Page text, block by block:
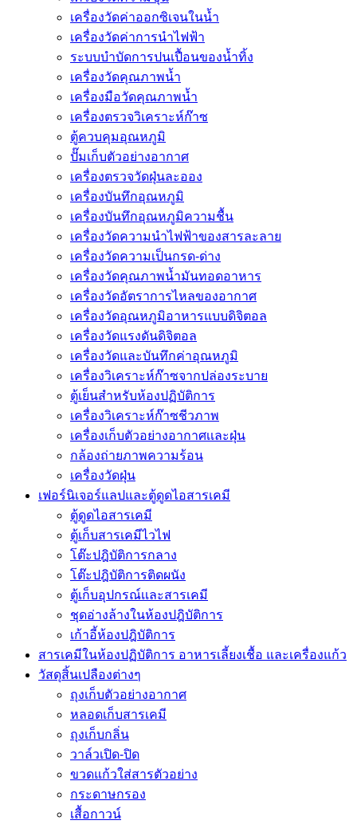
เครื่องวัดค่าออกซิเจนในน้ำ
เครื่องวัดค่าการนำไฟฟ้า
ระบบบำบัดการปนเปื้อนของน้ำทิ้ง
เครื่องวัดคุณภาพน้ำ
เครื่องมือวัดคุณภาพน้ำ
เครื่องตรวจวิเคราะห์ก๊าซ
ตู้ควบคุมอุณหภูมิ
ปั๊มเก็บตัวอย่างอากาศ
เครื่องตรวจวัดฝุ่นละออง
เครื่องบันทึกอุณหภูมิ
เครื่องบันทึกอุณหภูมิความชื้น
เครื่องวัดความนําไฟฟ้าของสารละลาย
เครื่องวัดความเป็นกรด-ด่าง
เครื่องวัดคุณภาพน้ำมันทอดอาหาร
เครื่องวัดอัตราการไหลของอากาศ
เครื่องวัดอุณหภูมิอาหารแบบดิจิตอล
เครื่องวัดแรงดันดิจิตอล
เครื่องวัดและบันทึกค่าอุณหภูมิ
เครื่องวิเคราะห์ก๊าซจากปล่องระบาย
ตู้เย็นสำหรับห้องปฏิบัติการ
เครื่องวิเคราะห์ก๊าซชีวภาพ
เครื่องเก็บตัวอย่างอากาศเเละฝุ่น
กล้องถ่ายภาพความร้อน
เครื่องวัดฝุ่น
เฟอร์นิเจอร์แลปและตู้ดูดไอสารเคมี
ตู้ดูดไอสารเคมี
ตู้เก็บสารเคมีไวไฟ
โต๊ะปฎิบัติการกลาง
โต๊ะปฎิบัติการติดผนัง
ตู้เก็บอุปกรณ์เเละสารเคมี
ชุดอ่างล้างในห้องปฎิบัติการ
เก้าอี้ห้องปฎิบัติการ
สารเคมีในห้องปฏิบัติการ อาหารเลี้ยงเชื้อ และเครื่องแก้ว
วัสดุสิ้นเปลืองต่างๆ
ถุงเก็บตัวอย่างอากาศ
หลอดเก็บสารเคมี
ถุงเก็บกลิ่น
วาล์วเปิด-ปิด
ขวดแก้วใส่สารตัวอย่าง
กระดาษกรอง
เสื้อกาวน์